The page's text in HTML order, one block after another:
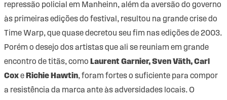
repressão policial em Manheinn, além da aversão do governo
às primeiras edições do festival, resultou na grande crise do
Time Warp, que quase decretou seu fim nas edições de 2003.
Porém o desejo dos artistas que ali se reuniam em grande
encontro de titãs, como Laurent Garnier, Sven Väth, Carl
CoxeRichie Hawtin, foram fortes o suficiente para compor
a resistência da marca ante às adversidades locais. O